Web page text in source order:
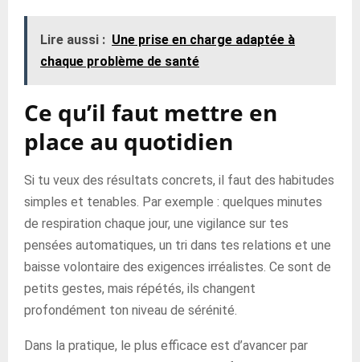
Lire aussi : Une prise en charge adaptée à
chaque problème de santé
Ce qu’il faut mettre en
place au quotidien
Si tu veux des résultats concrets, il faut des habitudes
simples et tenables. Par exemple : quelques minutes
de respiration chaque jour, une vigilance sur tes
pensées automatiques, un tri dans tes relations et une
baisse volontaire des exigences irréalistes. Ce sont de
petits gestes, mais répétés, ils changent
profondément ton niveau de sérénité.
Dans la pratique, le plus efficace est d’avancer par